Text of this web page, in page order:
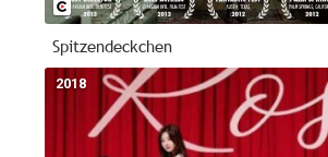
Spitzendeckchen
2018